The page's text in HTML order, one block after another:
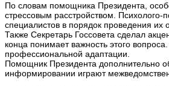
По словам помощника Президента,
стрессовым расстройством.
специалистов в порядок проведения их
Также Секретарь Госсовета сделал
конца понимает важность этого
профессиональной адаптации.
Помощник Президента дополнительно
информировании играют